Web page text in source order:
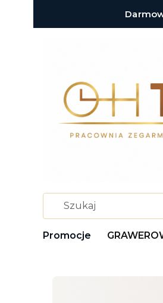
Promocje